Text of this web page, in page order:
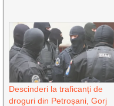
Descinderi la traficanți de
droguri din Petroșani, Gorj